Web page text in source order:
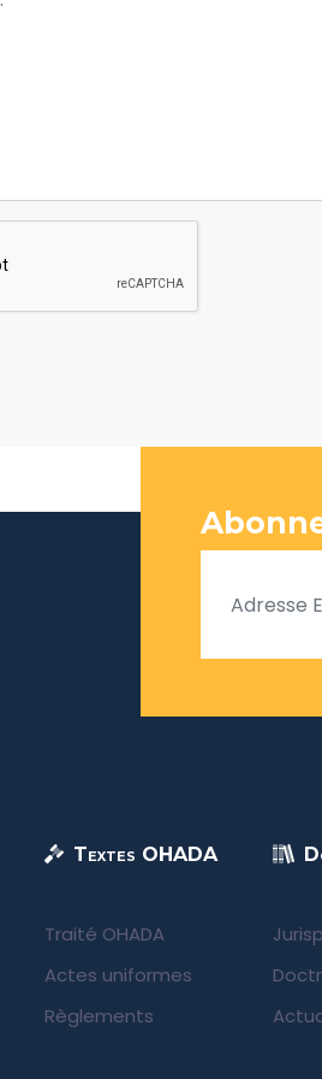
Textes OHADA
Traité OHADA
Actes uniformes
Règlements